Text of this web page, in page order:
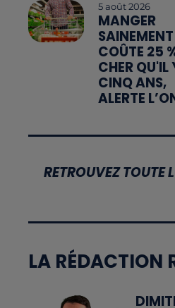
5 août 2026
MANGER
SAINEMENT
COÛTE 25
CHER QU'IL
CINQ ANS,
ALERTE
RETROUVEZ TOUTE
LA RÉDACTION